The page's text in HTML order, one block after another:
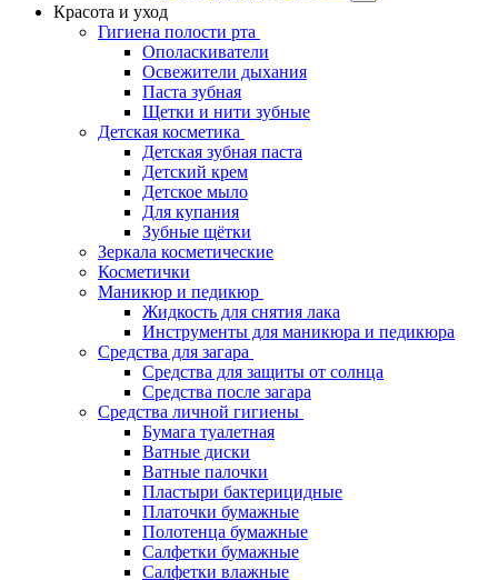
Красота и уход
Гигиена полости рта
Ополаскиватели
Освежители дыхания
Паста зубная
Щетки и нити зубные
Детская косметика
Детская зубная паста
Детский крем
Детское мыло
Для купания
Зубные щётки
Зеркала косметические
Косметички
Маникюр и педикюр
Жидкость для снятия лака
Инструменты для маникюра и педикюра
Средства для загара
Средства для защиты от солнца
Средства после загара
Средства личной гигиены
Бумага туалетная
Ватные диски
Ватные палочки
Пластыри бактерицидные
Платочки бумажные
Полотенца бумажные
Салфетки бумажные
Салфетки влажные